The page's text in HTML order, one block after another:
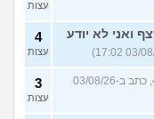
עצות
ואני לא יודע
4
עצות
(דן, בן 42, כתב ב-03/08/26
3
עצות